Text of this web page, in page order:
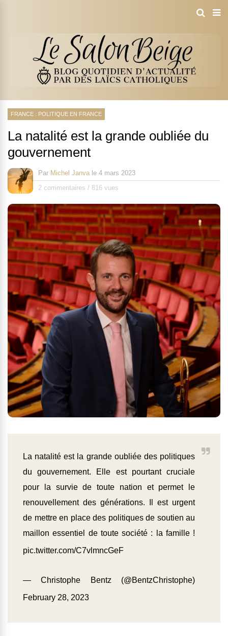
FRANCE : POLITIQUE EN FRANCE
La natalité est la grande oubliée du
gouvernement
Par Michel Janva le 4 mars 2023
2 commentaires / 816 vues
La natalité est la grande oubliée des politiques
du gouvernement. Elle est pourtant cruciale
pour la survie de toute nation et permet le
renouvellement des générations. Il est urgent
de mettre en place des politiques de soutien au
maillon essentiel de toute société : la famille !
pic.twitter.com/C7vlmncGeF
— Christophe Bentz (@BentzChristophe)
February 28, 2023